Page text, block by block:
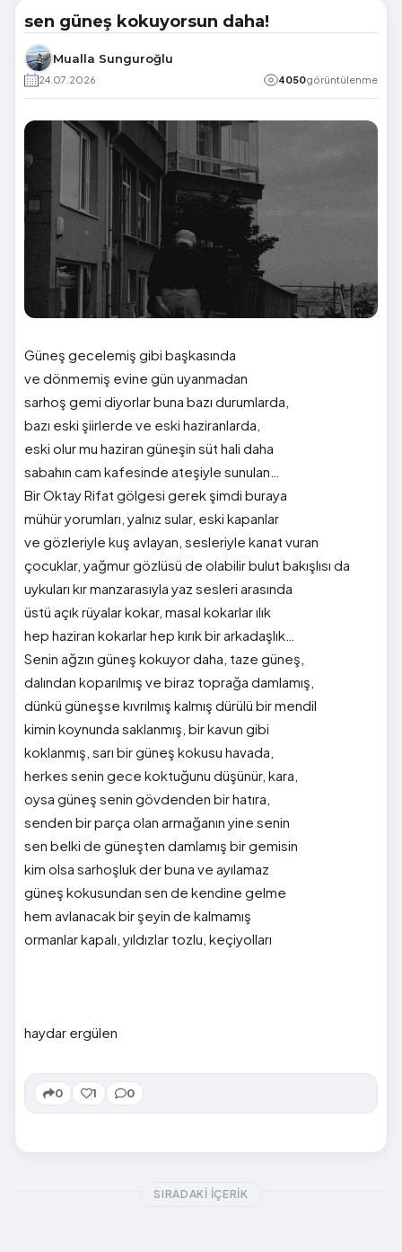
sen güneş kokuyorsun daha!
Mualla Sunguroğlu
24.07.2026 4050görüntülenme
Güneş gecelemiş gibi başkasında
ve dönmemiş evine gün uyanmadan
sarhoş gemi diyorlar buna bazı durumlarda,
bazı eski şiirlerde ve eski haziranlarda,
eski olur mu haziran güneşin süt hali daha
sabahın cam kafesinde ateşiyle sunulan…
Bir Oktay Rifat gölgesi gerek şimdi buraya
mühür yorumları, yalnız sular, eski kapanlar
ve gözleriyle kuş avlayan, sesleriyle kanat vuran
çocuklar, yağmur gözlüsü de olabilir bulut bakışlısı da
uykuları kır manzarasıyla yaz sesleri arasında
üstü açık rüyalar kokar, masal kokarlar ılık
hep haziran kokarlar hep kırık bir arkadaşlık…
Senin ağzın güneş kokuyor daha, taze güneş,
dalından koparılmış ve biraz toprağa damlamış,
dünkü güneşse kıvrılmış kalmış dürülü bir mendil
kimin koynunda saklanmış, bir kavun gibi
koklanmış, sarı bir güneş kokusu havada,
herkes senin gece koktuğunu düşünür, kara,
oysa güneş senin gövdenden bir hatıra,
senden bir parça olan armağanın yine senin
sen belki de güneşten damlamış bir gemisin
kim olsa sarhoşluk der buna ve ayılamaz
güneş kokusundan sen de kendine gelme
hem avlanacak bir şeyin de kalmamış
ormanlar kapalı, yıldızlar tozlu, keçiyolları
haydar ergülen
0 1 0
SIRADAKI İÇERIK